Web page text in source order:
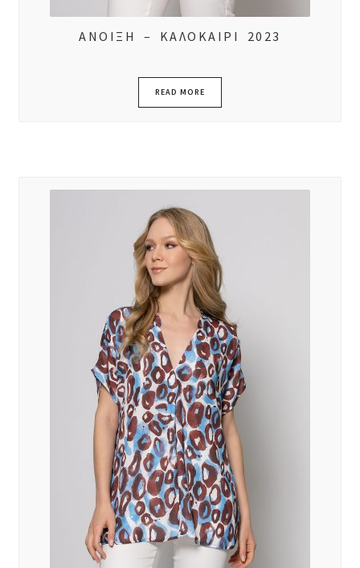
ΑΝΟΙΞΗ – ΚΑΛΟΚΑΙΡΙ 2023
READ MORE